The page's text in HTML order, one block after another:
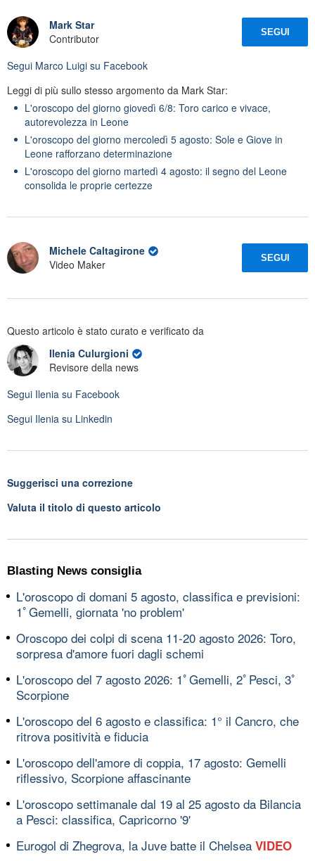
Mark Star
Contributor
SEGUI
Segui Marco Luigi su Facebook
Leggi di più sullo stesso argomento da Mark Star:
L'oroscopo del giorno giovedì 6/8: Toro carico e vivace,
autorevolezza in Leone
L'oroscopo del giorno mercoledì 5 agosto: Sole e Giove in
Leone rafforzano determinazione
L'oroscopo del giorno martedì 4 agosto: il segno del Leone
consolida le proprie certezze
Michele Caltagirone
Video Maker
SEGUI
Questo articolo è stato curato e verificato da
Ilenia Culurgioni
Revisore della news
Segui Ilenia su Facebook
Segui Ilenia su Linkedin
Suggerisci una correzione
Valuta il titolo di questo articolo
Blasting News consiglia
L'oroscopo di domani 5 agosto, classifica e previsioni:
1ﾟGemelli, giornata 'no problem'
Oroscopo dei colpi di scena 11-20 agosto 2026: Toro,
sorpresa d'amore fuori dagli schemi
L'oroscopo del 7 agosto 2026: 1ﾟGemelli, 2ﾟPesci, 3ﾟ
Scorpione
L'oroscopo del 6 agosto e classifica: 1° il Cancro, che
ritrova positività e fiducia
L'oroscopo dell'amore di coppia, 17 agosto: Gemelli
riflessivo, Scorpione affascinante
L'oroscopo settimanale dal 19 al 25 agosto da Bilancia
a Pesci: classifica, Capricorno '9'
Eurogol di Zhegrova, la Juve batte il Chelsea VIDEO